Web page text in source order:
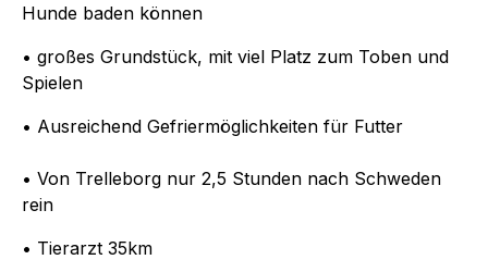
Hunde baden können
• großes Grundstück, mit viel Platz zum Toben und
Spielen
• Ausreichend Gefriermöglichkeiten für Futter
• Von Trelleborg nur 2,5 Stunden nach Schweden
rein
• Tierarzt 35km